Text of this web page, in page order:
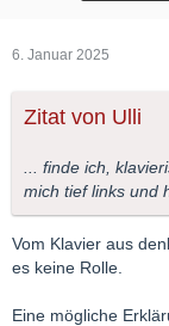
6. Januar 2025
Zitat von Ulli
... finde ich,
mich tief links und
Vom Klavier aus
es keine Rolle.
Eine mögliche